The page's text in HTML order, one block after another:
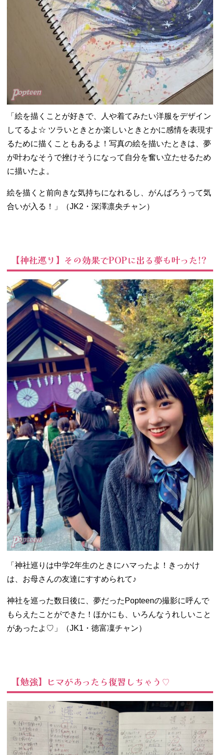
「絵を描くことが好きで、人や着てみたい洋服をデザイン
してるよ☆ ツラいときとか楽しいときとかに感情を表現す
るために描くこともあるよ！写真の絵を描いたときは、夢
が叶わなそうで挫けそうになって自分を奮い立たせるため
に描いたよ。
絵を描くと前向きな気持ちになれるし、がんばろうって気
合いが入る！」（JK2・深澤凛央チャン）
【神社巡り】その効果でPOPに出る夢も叶った!?
「神社巡りは中学2年生のときにハマったよ！きっかけ
は、お母さんの友達にすすめられて♪
神社を巡った数日後に、夢だったPopteenの撮影に呼んで
もらえたことができた！ほかにも、いろんなうれしいこと
があったよ♡」（JK1・徳富凜チャン）
【勉強】ヒマがあったら復習しちゃう♡